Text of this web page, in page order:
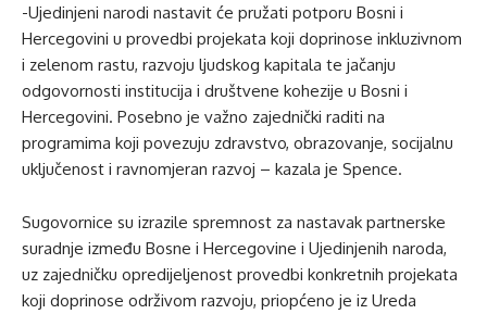
-Ujedinjeni narodi nastavit će pružati potporu Bosni i
Hercegovini u provedbi projekata koji doprinose inkluzivnom
i zelenom rastu, razvoju ljudskog kapitala te jačanju
odgovornosti institucija i društvene kohezije u Bosni i
Hercegovini. Posebno je važno zajednički raditi na
programima koji povezuju zdravstvo, obrazovanje, socijalnu
uključenost i ravnomjeran razvoj – kazala je Spence.
Sugovornice su izrazile spremnost za nastavak partnerske
suradnje između Bosne i Hercegovine i Ujedinjenih naroda,
uz zajedničku opredijeljenost provedbi konkretnih projekata
koji doprinose održivom razvoju, priopćeno je iz Ureda